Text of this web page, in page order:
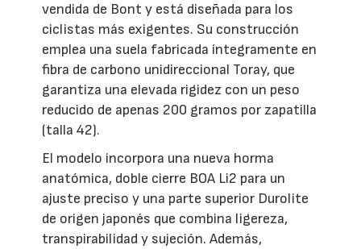
vendida de Bont y está diseñada para los
ciclistas más exigentes. Su construcción
emplea una suela fabricada íntegramente en
fibra de carbono unidireccional Toray, que
garantiza una elevada rigidez con un peso
reducido de apenas 200 gramos por zapatilla
(talla 42).
El modelo incorpora una nueva horma
anatómica, doble cierre BOA Li2 para un
ajuste preciso y una parte superior Durolite
de origen japonés que combina ligereza,
transpirabilidad y sujeción. Además,